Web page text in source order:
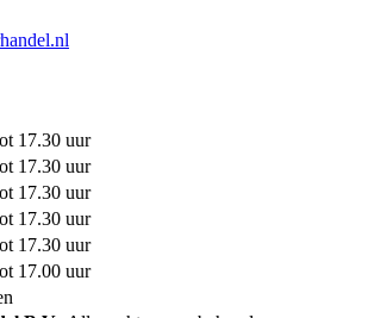
17.30 uur
17.30 uur
17.30 uur
17.30 uur
17.30 uur
17.00 uur